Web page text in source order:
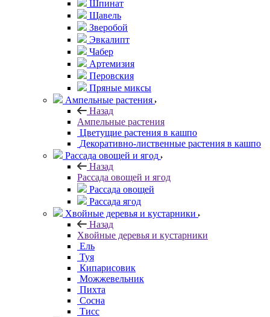
Шпинат
Щавель
Зверобой
Эвкалипт
Чабер
Артемизия
Перовския
Пряные миксы
Ампельные растения
Назад
Ампельные растения
Цветущие растения в кашпо
Декоративно-лиственные растения в кашпо
Рассада овощей и ягод
Назад
Рассада овощей и ягод
Рассада овощей
Рассада ягод
Хвойные деревья и кустарники
Назад
Хвойные деревья и кустарники
Ель
Туя
Кипарисовик
Можжевельник
Пихта
Сосна
Тисc